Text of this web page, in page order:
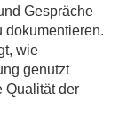
Gespräche
dokumentieren.
wie
genutzt
Qualität der